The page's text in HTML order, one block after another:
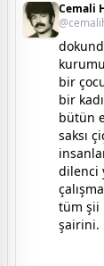
Cemali
bir
bir
bütün
saksı
dilenci
tüm şii
şairini.